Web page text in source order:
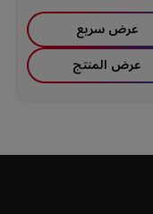
عرض سريع
عرض المنتج